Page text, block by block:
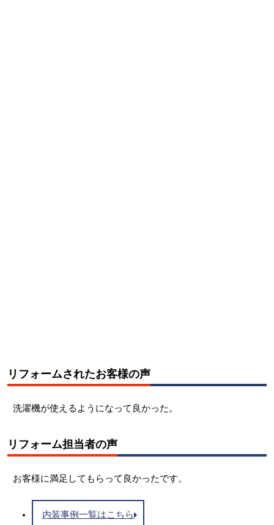
リフォームされたお客様の声
洗濯機が使えるようになって良かった。
リフォーム担当者の声
お客様に満足してもらって良かったです。
内装事例一覧はこちら